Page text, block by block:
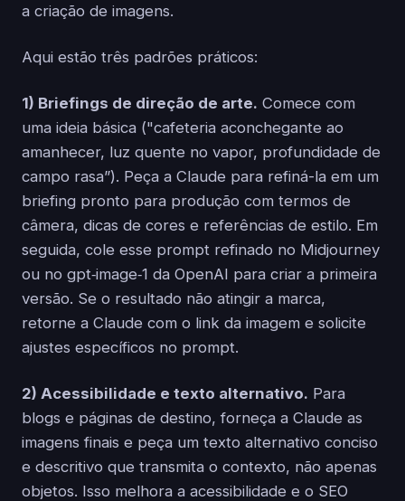
a criação de imagens.
Aqui estão três padrões práticos:
1) Briefings de direção de arte. Comece com
uma ideia básica ("cafeteria aconchegante ao
amanhecer, luz quente no vapor, profundidade de
campo rasa”). Peça a Claude para refiná-la em um
briefing pronto para produção com termos de
câmera, dicas de cores e referências de estilo. Em
seguida, cole esse prompt refinado no Midjourney
ou no gpt‑image‑1 da OpenAI para criar a primeira
versão. Se o resultado não atingir a marca,
retorne a Claude com o link da imagem e solicite
ajustes específicos no prompt.
2) Acessibilidade e texto alternativo. Para
blogs e páginas de destino, forneça a Claude as
imagens finais e peça um texto alternativo conciso
e descritivo que transmita o contexto, não apenas
objetos. Isso melhora a acessibilidade e o SEO